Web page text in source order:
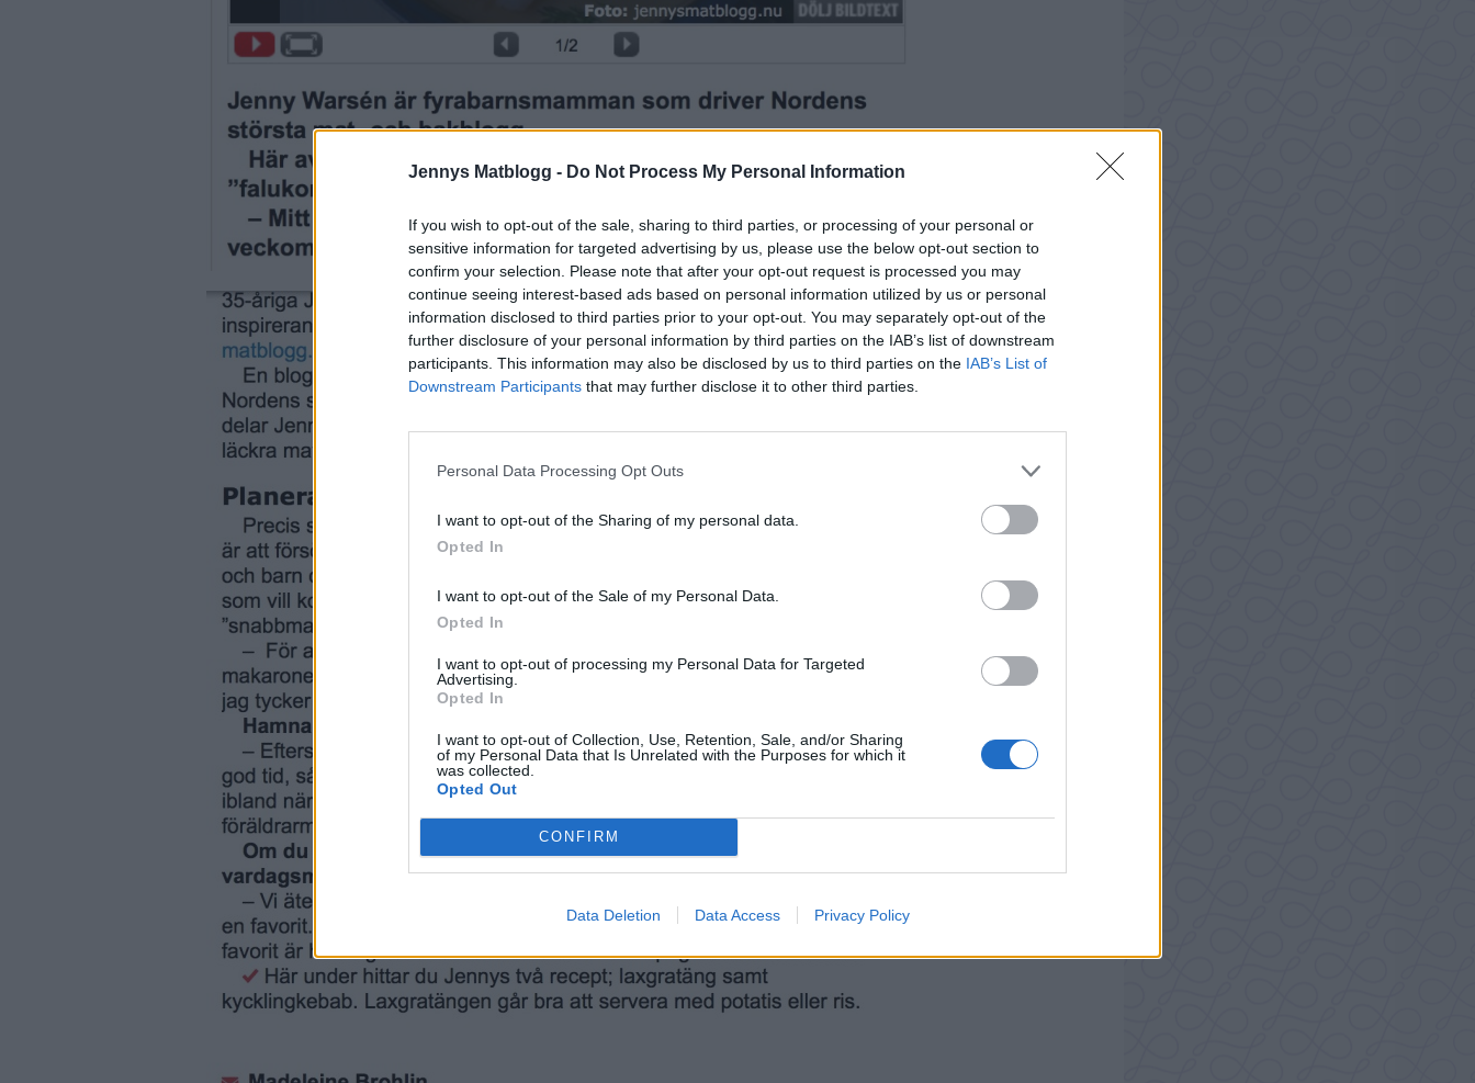
Jennys Matblogg - Do Not Process My Personal Information
If you wish to opt-out of the sale, sharing to third parties, or processing of your personal or
sensitive information for targeted advertising by us, please use the below opt-out section to
confirm your selection. Please note that after your opt-out request is processed you may
continue seeing interest-based ads based on personal information utilized by us or personal
information disclosed to third parties prior to your opt-out. You may separately opt-out of the
further disclosure of your personal information by third parties on the IAB’s list of downstream
participants. This information may also be disclosed by us to third parties on the IAB’s List of
Downstream Participants that may further disclose it to other third parties.
Personal Data Processing Opt Outs
I want to opt-out of the Sharing of my personal data.
Opted In
I want to opt-out of the Sale of my Personal Data.
Opted In
I want to opt-out of processing my Personal Data for Targeted
Advertising.
Opted In
I want to opt-out of Collection, Use, Retention, Sale, and/or Sharing
of my Personal Data that Is Unrelated with the Purposes for which it
was collected.
Opted Out
CONFIRM
Data Deletion Data Access Privacy Policy